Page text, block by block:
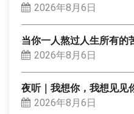
2026年8月6日
当你一人熬过人生所有
2026年8月6日
夜听｜我想你，我想见见
2026年8月6日